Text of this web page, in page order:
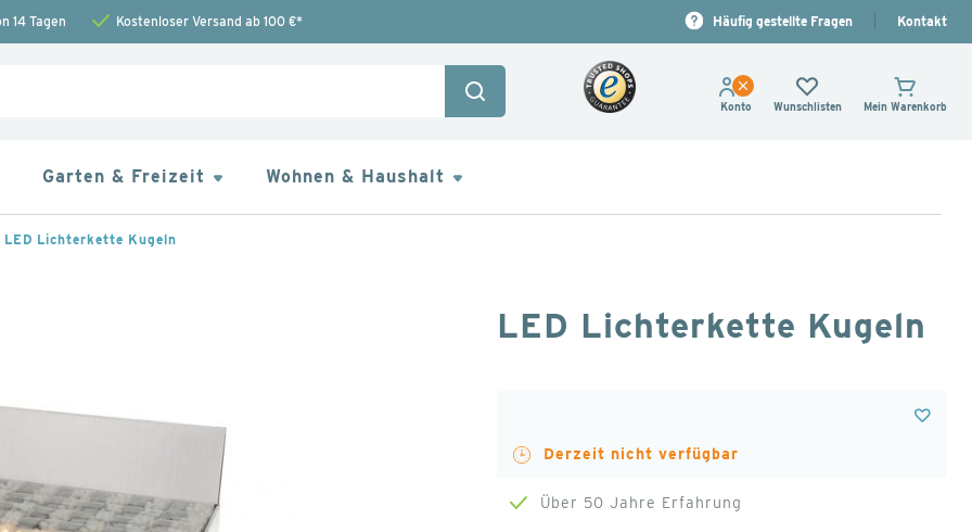
14 Tagen Kostenloser Versand ab 100 €* Häufig gestellte Fragen Kontakt
Suche Konto Wunschlisten Mein Warenkorb
Garten & Freizeit Wohnen & Haushalt
LED Lichterkette Kugeln
LED Lichterkette Kugeln
Derzeit nicht verfügbar
Über 50 Jahre Erfahrung